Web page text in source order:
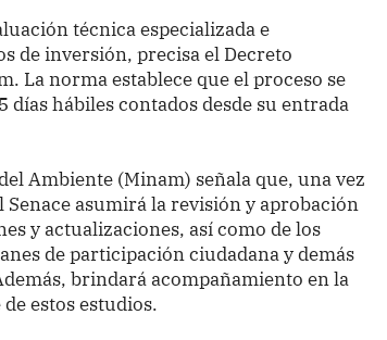
técnica especializada e
de inversión, precisa el Decreto
La norma establece que el proceso se
días hábiles contados desde su entrada
Ambiente (Minam) señala que, una vez
asumirá la revisión y aprobación
y actualizaciones, así como de los
de participación ciudadana y demás
brindará acompañamiento en la
estos estudios.